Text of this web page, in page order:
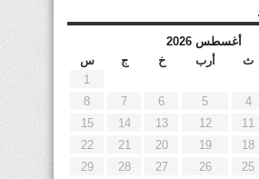
أغسطس 2026
ث أرب خ ج
س
1
4
5
6
7
8
11
12
13
14
15
18
19
20
21
22
25
26
27
28
29